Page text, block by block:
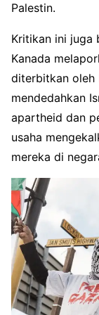
Palestin.
Kritikan ini juga
Kanada
diterbitkan oleh
mendedahkan
apartheid dan
usaha
mereka di